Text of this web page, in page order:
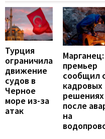
Турция
ограничила
движение
судов в
Черное
море из-за
атак
Марганец:
премьер
сообщил
кадровых
решениях
после
на